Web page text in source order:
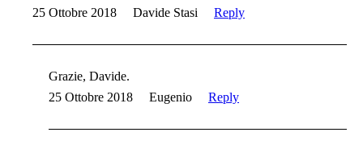
25 Ottobre 2018
Davide Stasi Reply
Grazie, Davide.
25 Ottobre 2018
Eugenio Reply